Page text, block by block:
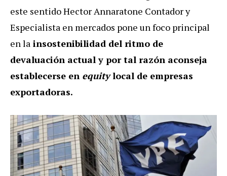
este sentido Hector Annaratone Contador y
Especialista en mercados pone un foco principal
en la insostenibilidad del ritmo de
devaluación actual y por tal razón aconseja
establecerse en equitylocal de empresas
exportadoras.